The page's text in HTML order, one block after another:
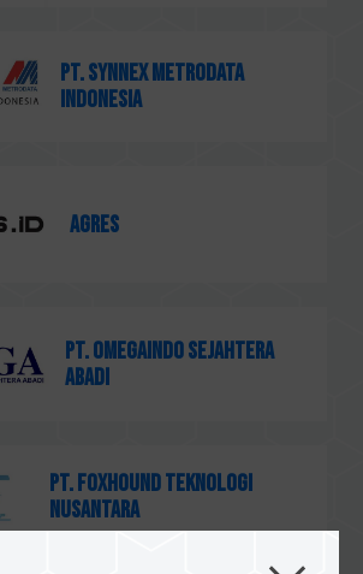
PT. Synnex Metrodata
Indonesia
AGRES
PT. Omegaindo Sejahtera
Abadi
PT. Foxhound Teknologi
Nusantara